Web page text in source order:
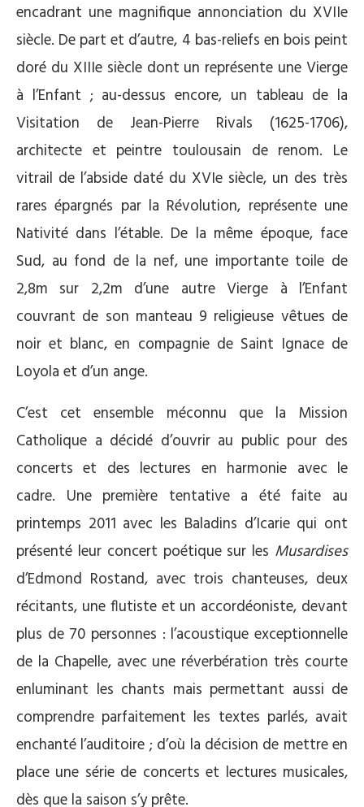
encadrant une magnifique annonciation du XVIIe
siècle. De part et d’autre, 4 bas-reliefs en bois peint
doré du XIIIe siècle dont un représente une Vierge
à l’Enfant ; au-dessus encore, un tableau de la
Visitation de Jean-Pierre Rivals (1625-1706),
architecte et peintre toulousain de renom. Le
vitrail de l’abside daté du XVIe siècle, un des très
rares épargnés par la Révolution, représente une
Nativité dans l’étable. De la même époque, face
Sud, au fond de la nef, une importante toile de
2,8m sur 2,2m d’une autre Vierge à l’Enfant
couvrant de son manteau 9 religieuse vêtues de
noir et blanc, en compagnie de Saint Ignace de
Loyola et d’un ange.
C’est cet ensemble méconnu que la Mission
Catholique a décidé d’ouvrir au public pour des
concerts et des lectures en harmonie avec le
cadre. Une première tentative a été faite au
printemps 2011 avec les Baladins d’Icarie qui ont
présenté leur concert poétique sur les Musardises
d’Edmond Rostand, avec trois chanteuses, deux
récitants, une flutiste et un accordéoniste, devant
plus de 70 personnes : l’acoustique exceptionnelle
de la Chapelle, avec une réverbération très courte
enluminant les chants mais permettant aussi de
comprendre parfaitement les textes parlés, avait
enchanté l’auditoire ; d’où la décision de mettre en
place une série de concerts et lectures musicales,
dès que la saison s’y prête.